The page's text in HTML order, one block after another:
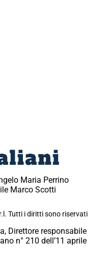
Maria Perrino
Marco Scotti
Tutti i diritti sono riservati
Direttore responsabile
n° 210 dell’11 aprile